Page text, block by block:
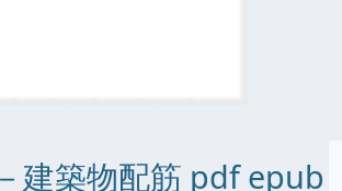
建築物配筋 pdf epub